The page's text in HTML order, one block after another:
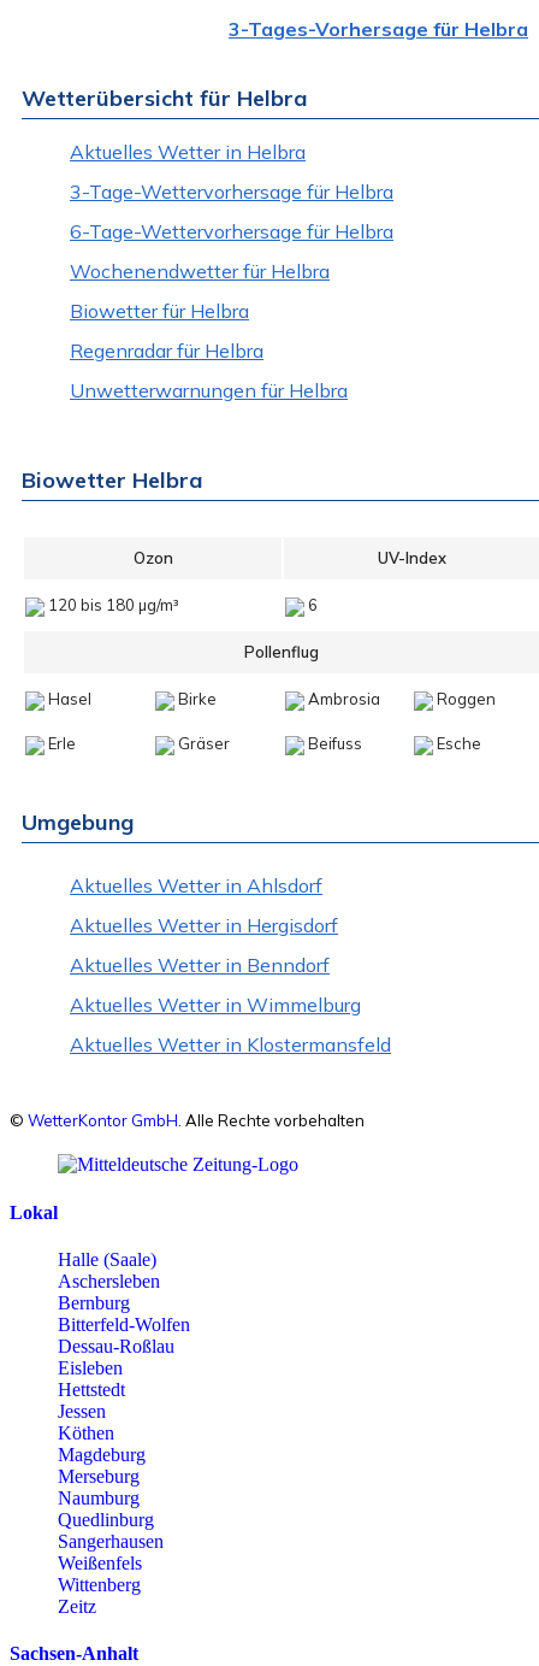
3-Tages-Vorhersage für Helbra
Wetterübersicht für Helbra
Aktuelles Wetter in Helbra
3-Tage-Wettervorhersage für Helbra
6-Tage-Wettervorhersage für Helbra
Wochenendwetter für Helbra
Biowetter für Helbra
Regenradar für Helbra
Unwetterwarnungen für Helbra
Biowetter Helbra
Ozon UV-Index
120 bis 180 µg/m³ 6
Pollenflug
Hasel Birke Ambrosia Roggen
Erle Gräser Beifuss Esche
Umgebung
Aktuelles Wetter in Ahlsdorf
Aktuelles Wetter in Hergisdorf
Aktuelles Wetter in Benndorf
Aktuelles Wetter in Wimmelburg
Aktuelles Wetter in Klostermansfeld
© WetterKontor GmbH. Alle Rechte vorbehalten
Lokal
Halle (Saale)
Aschersleben
Bernburg
Bitterfeld-Wolfen
Dessau-Roßlau
Eisleben
Hettstedt
Jessen
Köthen
Magdeburg
Merseburg
Naumburg
Quedlinburg
Sangerhausen
Weißenfels
Wittenberg
Zeitz
Sachsen-Anhalt